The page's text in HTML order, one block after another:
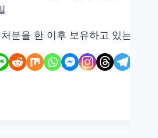
분을 한 이후 보유하고 있는 노